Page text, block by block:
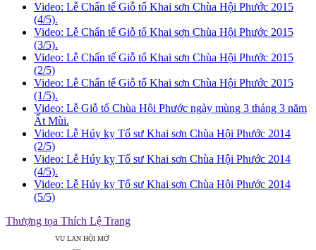
Video: Lễ Chẩn tế Giỗ tổ Khai sơn Chùa Hội Phước 2015
(4/5).
Video: Lễ Chẩn tế Giỗ tổ Khai sơn Chùa Hội Phước 2015
(3/5).
Video: Lễ Chẩn tế Giỗ tổ Khai sơn Chùa Hội Phước 2015
(2/5)
Video: Lễ Chẩn tế Giỗ tổ Khai sơn Chùa Hội Phước 2015
(1/5).
Video: Lễ Giỗ tổ Chùa Hội Phước ngày mùng 3 tháng 3 năm
Ất Mùi.
Video: Lễ Húy kỵ Tổ sư Khai sơn Chùa Hội Phước 2014
(2/5)
Video: Lễ Húy kỵ Tổ sư Khai sơn Chùa Hội Phước 2014
(4/5).
Video: Lễ Húy kỵ Tổ sư Khai sơn Chùa Hội Phước 2014
(5/5)
Thượng tọa Thích Lệ Trang
VU LAN HỘI MỞ